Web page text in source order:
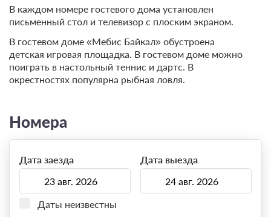
В каждом номере гостевого дома установлен
письменный стол и телевизор с плоским экраном.
В гостевом доме «Мебис Байкал» обустроена
детская игровая площадка. В гостевом доме можно
поиграть в настольный теннис и дартс. В
окрестностях популярна рыбная ловля.
Номера
Дата заезда Дата выезда
Даты неизвестны